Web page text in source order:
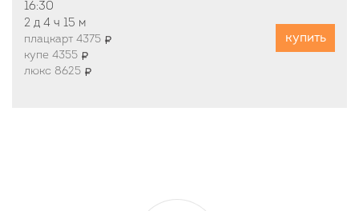
16:30
2 д 4 ч 15 м
плацкарт 4375
купе 4355
люкс 8625
купить